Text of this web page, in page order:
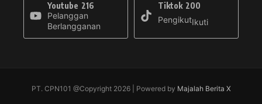
Youtube 216
Pelanggan
Berlangganan
Tiktok 200
PengikutIkuti
PT. CPN101 @Copyright 2026 | Powered by Majalah Berita X